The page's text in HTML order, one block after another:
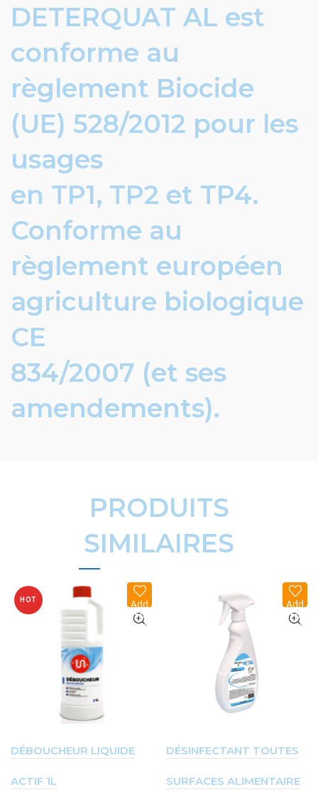
DETERQUAT AL est
conforme au
règlement Biocide
(UE) 528/2012 pour les
usages
en TP1, TP2 et TP4.
Conforme au
règlement européen
agriculture biologique
CE
834/2007 (et ses
amendements).
PRODUITS
SIMILAIRES
HOT
Add
to
wish
DÉBOUCHEUR LIQUIDE
ACTIF 1L
Add
to
wish
DÉSINFECTANT TOUTES
SURFACES ALIMENTAIRE